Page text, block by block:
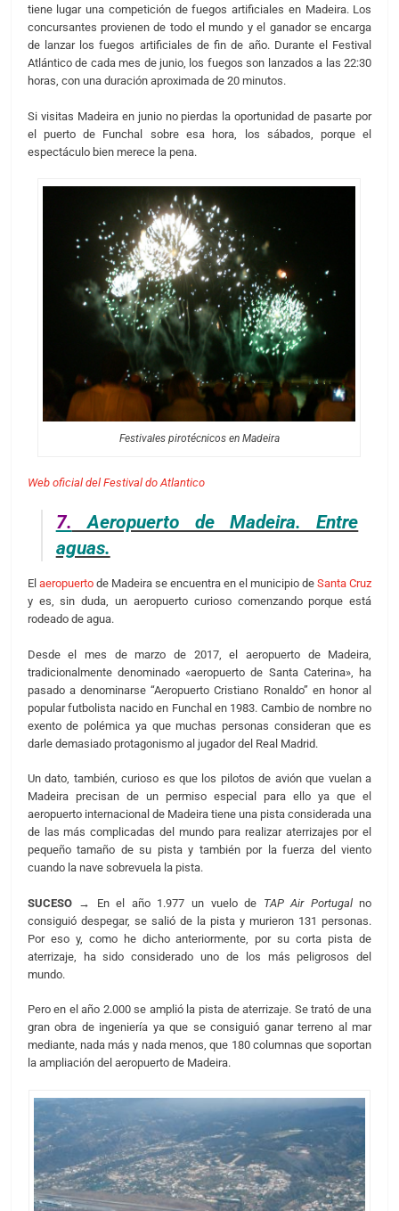
tiene lugar una competición de fuegos artificiales en Madeira. Los
concursantes provienen de todo el mundo y el ganador se encarga
de lanzar los fuegos artificiales de fin de año. Durante el Festival
Atlántico de cada mes de junio, los fuegos son lanzados a las 22:30
horas, con una duración aproximada de 20 minutos.
Si visitas Madeira en junio no pierdas la oportunidad de pasarte por
el puerto de Funchal sobre esa hora, los sábados, porque el
espectáculo bien merece la pena.
Festivales pirotécnicos en Madeira
Web oficial del Festival do Atlantico
7. Aeropuerto de Madeira. Entre
aguas.
El aeropuertode Madeira se encuentra en el municipio deSanta Cruz
y es, sin duda, un aeropuerto curioso comenzando porque está
rodeado de agua.
Desde el mes de marzo de 2017, el aeropuerto de Madeira,
tradicionalmente denominado «aeropuerto de Santa Caterina», ha
pasado a denominarse “Aeropuerto Cristiano Ronaldo” en honor al
popular futbolista nacido en Funchal en 1983. Cambio de nombre no
exento de polémica ya que muchas personas consideran que es
darle demasiado protagonismo al jugador del Real Madrid.
Un dato, también, curioso es que los pilotos de avión que vuelan a
Madeira precisan de un permiso especial para ello ya que el
aeropuerto internacional de Madeira tiene una pista considerada una
de las más complicadas del mundo para realizar aterrizajes por el
pequeño tamaño de su pista y también por la fuerza del viento
cuando la nave sobrevuela la pista.
SUCESO → En el año 1.977 un vuelo de TAP Air Portugalno
consiguió despegar, se salió de la pista y murieron 131 personas.
Por eso y, como he dicho anteriormente, por su corta pista de
aterrizaje, ha sido considerado uno de los más peligrosos del
mundo.
Pero en el año 2.000 se amplió la pista de aterrizaje. Se trató de una
gran obra de ingeniería ya que se consiguió ganar terreno al mar
mediante, nada más y nada menos, que 180 columnas que soportan
la ampliación del aeropuerto de Madeira.